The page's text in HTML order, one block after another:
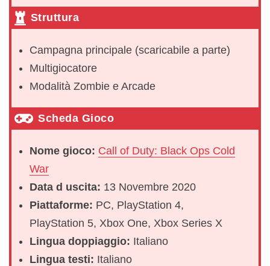
Struttura
Campagna principale (scaricabile a parte)
Multigiocatore
Modalità Zombie e Arcade
Scheda Gioco
Nome gioco: Call of Duty: Black Ops Cold
War
Data d uscita: 13 Novembre 2020
Piattaforme: PC, PlayStation 4,
PlayStation 5, Xbox One, Xbox Series X
Lingua doppiaggio: Italiano
Lingua testi: Italiano